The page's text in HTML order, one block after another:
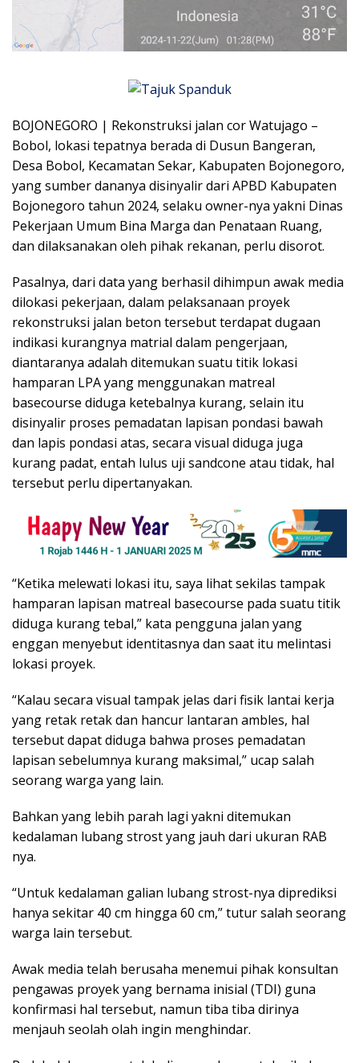
BOJONEGORO | Rekonstruksi jalan cor Watujago –
Bobol, lokasi tepatnya berada di Dusun Bangeran,
Desa Bobol, Kecamatan Sekar, Kabupaten Bojonegoro,
yang sumber dananya disinyalir dari APBD Kabupaten
Bojonegoro tahun 2024, selaku owner-nya yakni Dinas
Pekerjaan Umum Bina Marga dan Penataan Ruang,
dan dilaksanakan oleh pihak rekanan, perlu disorot.
Pasalnya, dari data yang berhasil dihimpun awak media
dilokasi pekerjaan, dalam pelaksanaan proyek
rekonstruksi jalan beton tersebut terdapat dugaan
indikasi kurangnya matrial dalam pengerjaan,
diantaranya adalah ditemukan suatu titik lokasi
hamparan LPA yang menggunakan matreal
basecourse diduga ketebalnya kurang, selain itu
disinyalir proses pemadatan lapisan pondasi bawah
dan lapis pondasi atas, secara visual diduga juga
kurang padat, entah lulus uji sandcone atau tidak, hal
tersebut perlu dipertanyakan.
“Ketika melewati lokasi itu, saya lihat sekilas tampak
hamparan lapisan matreal basecourse pada suatu titik
diduga kurang tebal,” kata pengguna jalan yang
enggan menyebut identitasnya dan saat itu melintasi
lokasi proyek.
“Kalau secara visual tampak jelas dari fisik lantai kerja
yang retak retak dan hancur lantaran ambles, hal
tersebut dapat diduga bahwa proses pemadatan
lapisan sebelumnya kurang maksimal,” ucap salah
seorang warga yang lain.
Bahkan yang lebih parah lagi yakni ditemukan
kedalaman lubang strost yang jauh dari ukuran RAB
nya.
“Untuk kedalaman galian lubang strost-nya diprediksi
hanya sekitar 40 cm hingga 60 cm,” tutur salah seorang
warga lain tersebut.
Awak media telah berusaha menemui pihak konsultan
pengawas proyek yang bernama inisial (TDI) guna
konfirmasi hal tersebut, namun tiba tiba dirinya
menjauh seolah olah ingin menghindar.